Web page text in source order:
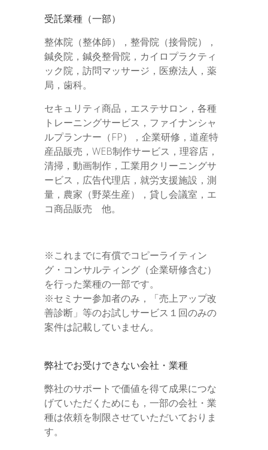
受託業種（一部）
整体院（整体師），整骨院（接骨院），
鍼灸院，鍼灸整骨院，カイロプラクティ
ック院，訪問マッサージ，医療法人，薬
局，歯科。
セキュリティ商品，エステサロン，各種
トレーニングサービス，ファイナンシャ
ルプランナー（FP），企業研修，道産特
産品販売，WEB制作サービス，理容店，
清掃，動画制作，工業用クリーニングサ
ービス，広告代理店，就労支援施設，測
量，農家（野菜生産），貸し会議室，エ
コ商品販売 他。
※これまでに有償でコピーライティン
グ・コンサルティング（企業研修含む）
を行った業種の一部です。
※セミナー参加者のみ，「売上アップ改
善診断」等のお試しサービス１回のみの
案件は記載していません。
弊社でお受けできない会社・業種
弊社のサポートで価値を得て成果につな
げていただくためにも，一部の会社・業
種は依頼を制限させていただいておりま
す。